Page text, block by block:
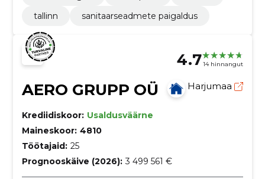
tallinn
sanitaarseadmete paigaldus
4.714 hinnangut
AERO GRUPP OÜ Harjumaa
Krediidiskoor: Usaldusväärne
Maineskoor: 4810
Töötajaid: 25
Prognooskäive (2026): 3 499 561 €